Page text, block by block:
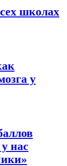
школах
у
нас